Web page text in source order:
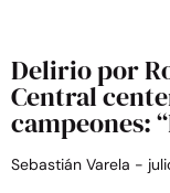
Delirio por
Central
campeones:
Sebastián Varela